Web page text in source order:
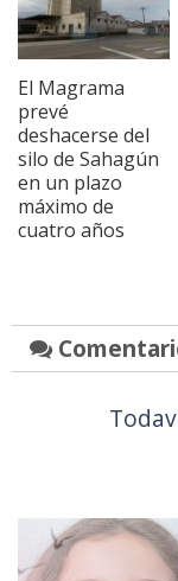
El Magrama
prevé
deshacerse del
silo de Sahagún
en un plazo
máximo de
cuatro años